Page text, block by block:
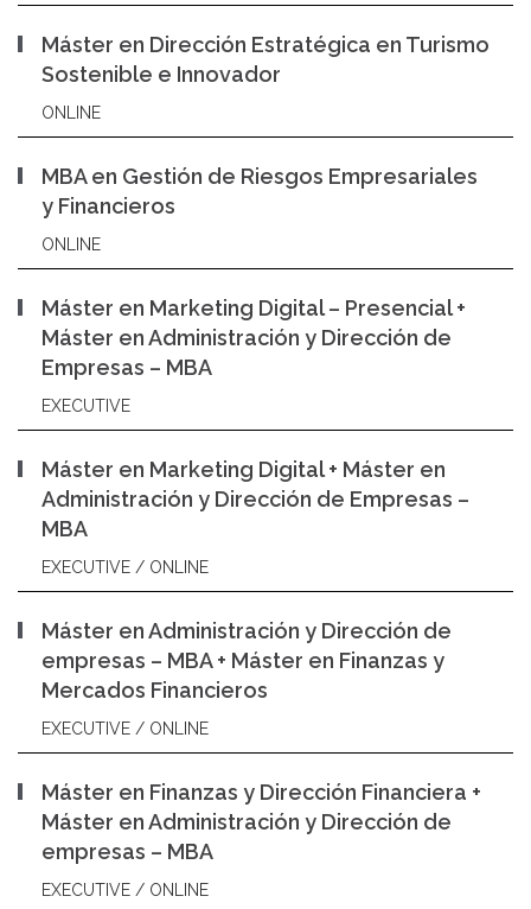
Máster en Dirección Estratégica en Turismo
Sostenible e Innovador
ONLINE
MBA en Gestión de Riesgos Empresariales
y Financieros
ONLINE
Máster en Marketing Digital – Presencial +
Máster en Administración y Dirección de
Empresas – MBA
EXECUTIVE
Máster en Marketing Digital + Máster en
Administración y Dirección de Empresas –
MBA
EXECUTIVE / ONLINE
Máster en Administración y Dirección de
empresas – MBA + Máster en Finanzas y
Mercados Financieros
EXECUTIVE / ONLINE
Máster en Finanzas y Dirección Financiera +
Máster en Administración y Dirección de
empresas – MBA
EXECUTIVE / ONLINE